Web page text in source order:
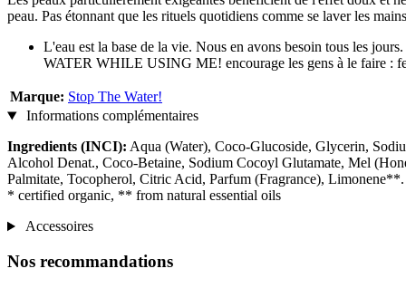
peau. Pas étonnant que les rituels quotidiens comme se laver les
L'eau est la base de la vie. Nous en avons besoin tous les
WATER WHILE USING ME! encourage les gens à le faire :
Marque: Stop The Water!
Informations complémentaires
Ingredients (INCI): Aqua (Water), Coco-Glucoside, Glycerin,
Alcohol Denat., Coco-Betaine, Sodium Cocoyl Glutamate, Mel
Palmitate, Tocopherol, Citric Acid, Parfum (Fragrance), Limonene**.
* certified organic, ** from natural essential oils
Accessoires
Nos recommandations